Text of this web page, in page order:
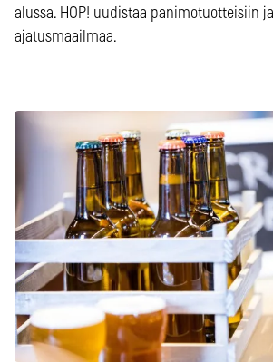
alussa. HOP! uudistaa panimotuotteisiin
ajatusmaailmaa.